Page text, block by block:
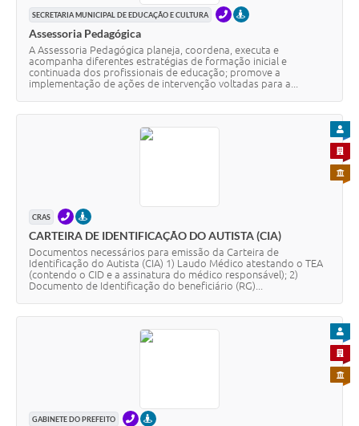
SECRETARIA MUNICIPAL DE EDUCAÇÃO E CULTURA TELEFONEPRESENCIAL
Assessoria Pedagógica
A Assessoria Pedagógica planeja, coordena, executa e
acompanha diferentes estratégias de formação inicial e
continuada dos profissionais de educação; promove a
implementação de ações de intervenção voltadas para a...
CRAS TELEFONEPRESENCIAL
CARTEIRA DE IDENTIFICAÇÃO DO AUTISTA (CIA)
Documentos necessários para emissão da Carteira de
Identificação do Autista (CIA) 1) Laudo Médico atestando o TEA
(contendo o CID e a assinatura do médico responsável); 2)
Documento de Identificação do beneficiário (RG)...
PARA
PARA
GABINETE DO PREFEITO TELEFONEPRESENCIAL
PARA
PARA